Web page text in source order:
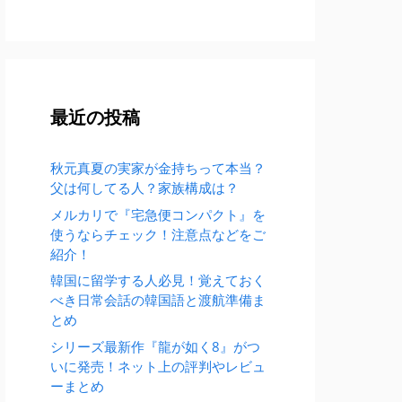
最近の投稿
秋元真夏の実家が金持ちって本当？
父は何してる人？家族構成は？
メルカリで『宅急便コンパクト』を
使うならチェック！注意点などをご
紹介！
韓国に留学する人必見！覚えておく
べき日常会話の韓国語と渡航準備ま
とめ
シリーズ最新作『龍が如く8』がつ
いに発売！ネット上の評判やレビュ
ーまとめ